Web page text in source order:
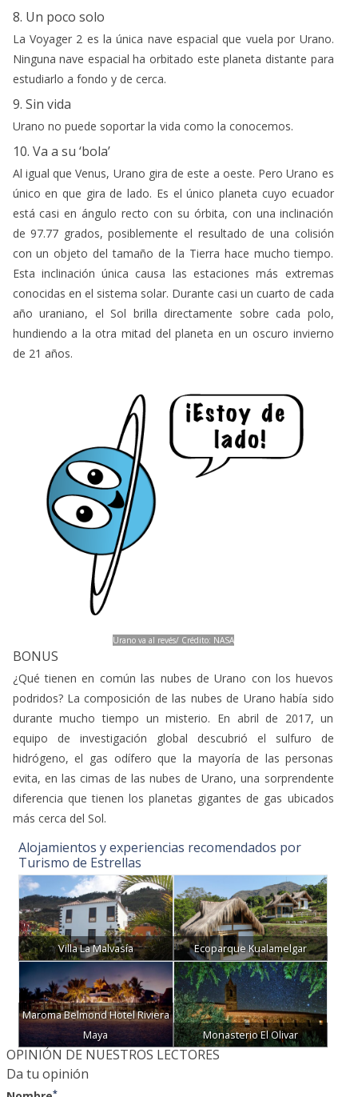
8. Un poco solo
La Voyager 2 es la única nave espacial que vuela por Urano.
Ninguna nave espacial ha orbitado este planeta distante para
estudiarlo a fondo y de cerca.
9. Sin vida
Urano no puede soportar la vida como la conocemos.
10. Va a su ‘bola’
Al igual que Venus, Urano gira de este a oeste. Pero Urano es
único en que gira de lado. Es el único planeta cuyo ecuador
está casi en ángulo recto con su órbita, con una inclinación
de 97.77 grados, posiblemente el resultado de una colisión
con un objeto del tamaño de la Tierra hace mucho tiempo.
Esta inclinación única causa las estaciones más extremas
conocidas en el sistema solar. Durante casi un cuarto de cada
año uraniano, el Sol brilla directamente sobre cada polo,
hundiendo a la otra mitad del planeta en un oscuro invierno
de 21 años.
Urano va al revés/ Crédito: NASA
BONUS
¿Qué tienen en común las nubes de Urano con los huevos
podridos? La composición de las nubes de Urano había sido
durante mucho tiempo un misterio. En abril de 2017, un
equipo de investigación global descubrió el sulfuro de
hidrógeno, el gas odífero que la mayoría de las personas
evita, en las cimas de las nubes de Urano, una sorprendente
diferencia que tienen los planetas gigantes de gas ubicados
más cerca del Sol.
Alojamientos y experiencias recomendados por
Turismo de Estrellas
Villa La Malvasía Ecoparque Kualamelgar
Maroma Belmond Hotel Riviera
Maya
Monasterio El Olivar
OPINIÓN DE NUESTROS LECTORES
Da tu opinión
*